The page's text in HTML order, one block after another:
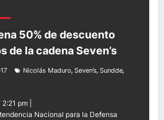
50% de descuento
de la cadena Seven’s
Nicolás Maduro, Seven’s, Sundde,
pm |
Nacional para la Defensa